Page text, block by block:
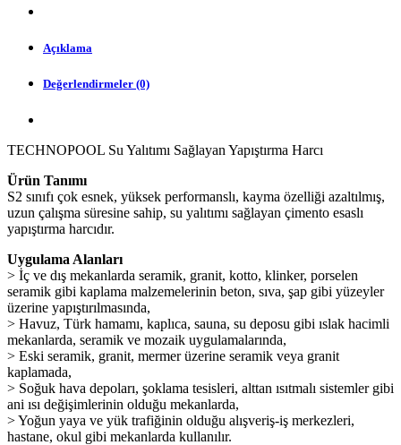
Açıklama
Değerlendirmeler (0)
TECHNOPOOL Su Yalıtımı Sağlayan Yapıştırma Harcı
Ürün Tanımı
S2 sınıfı çok esnek, yüksek performanslı, kayma özelliği azaltılmış,
uzun çalışma süresine sahip, su yalıtımı sağlayan çimento esaslı
yapıştırma harcıdır.
Uygulama Alanları
> İç ve dış mekanlarda seramik, granit, kotto, klinker, porselen
seramik gibi kaplama malzemelerinin beton, sıva, şap gibi yüzeyler
üzerine yapıştırılmasında,
> Havuz, Türk hamamı, kaplıca, sauna, su deposu gibi ıslak hacimli
mekanlarda, seramik ve mozaik uygulamalarında,
> Eski seramik, granit, mermer üzerine seramik veya granit
kaplamada,
> Soğuk hava depoları, şoklama tesisleri, alttan ısıtmalı sistemler gibi
ani ısı değişimlerinin olduğu mekanlarda,
> Yoğun yaya ve yük trafiğinin olduğu alışveriş-iş merkezleri,
hastane, okul gibi mekanlarda kullanılır.